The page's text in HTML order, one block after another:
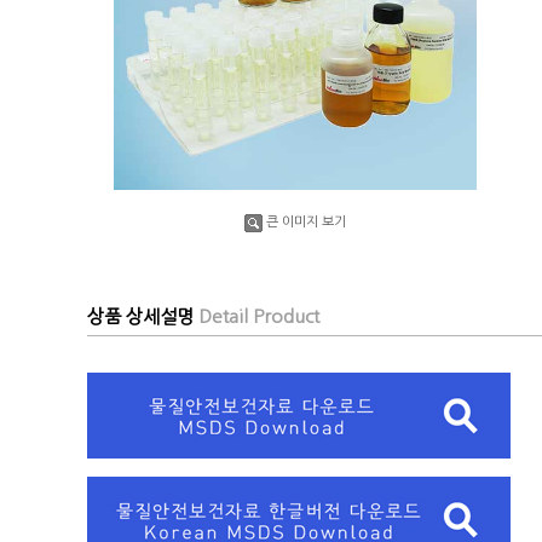
큰 이미지 보기
상품 상세설명 Detail Product